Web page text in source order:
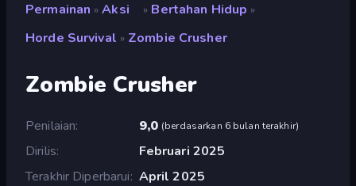
Permainan » Aksi » Bertahan Hidup »
Horde Survival » Zombie Crusher
Zombie Crusher
Penilaian 9,0 (berdasarkan 6 bulan terakhir)
Dirilis
Februari 2025
Terakhir Diperbarui April 2025